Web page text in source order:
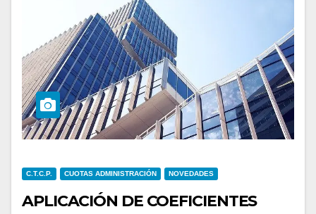
C.T.C.P. CUOTAS ADMINISTRACIÓN NOVEDADES
APLICACIÓN DE COEFICIENTES